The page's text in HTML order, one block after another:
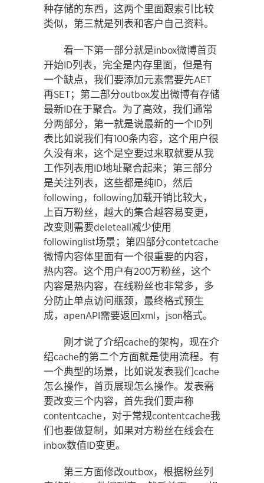
种存储的东西，这两个里面跟索引比较
类似，第三就是列表和客户自己资料。
看一下第一部分就是inbox微博首页
开始ID列表，完全是内存里面，但是有
一个缺点，我们要添加元素需要先AET
再SET；第二部分outbox发出微博有存储
最新ID在于聚合。为了高效，我们通常
分两部分，第一就是说最新的一个ID列
表比如说我们有100条内容，这个用户很
久没有来，这个是空要过来取就要从我
工作列表用ID地址聚合起来；第三部分
是关注列表，这些都是纯ID，然后
following，following加载开销比较大，
上百万粉丝，越大的集合越容易变更，
改变则需要deleteall减少使用
followinglist场景；第四部分contetcache
微博内容体里面有一个很重要的内容，
热内容。这个用户有200万粉丝，这个
内容是热内容，在线粉丝也非常多，多
分防止单点访问瓶颈，最终格式预生
成，apenAPI需要返回xml，json格式。
刚才说了介绍cache的架构，现在介
绍cache的第二个方面就是使用流程。有
一个典型的场景，比如说发表我们cache
怎么操作，首页展现怎么操作。发表需
要改变三个内容，首先我们要声称
contentcache，对于常规contentcache我
们也要做复制，如果对方粉丝在线会在
inbox数值ID变更。
第三方面修改outbox，根据粉丝列